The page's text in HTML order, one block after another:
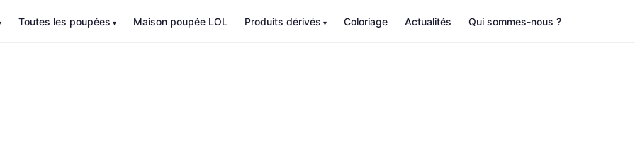
Toutes les poupées Maison poupée LOL Produits dérivés Coloriage Actualités Qui sommes-nous ?